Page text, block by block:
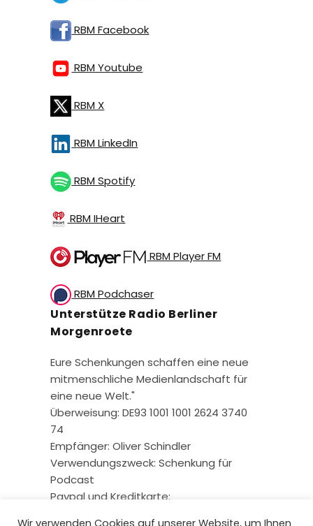
RBM Facebook
RBM Youtube
RBM X
RBM LinkedIn
RBM Spotify
RBM IHeart
RBM Player FM
RBM Podchaser
Unterstütze Radio Berliner
Morgenroete
Eure Schenkungen schaffen eine neue
mitmenschliche Medienlandschaft für
eine neue Welt."
Überweisung: DE93 1001 1001 2624 3740
74
Empfänger: Oliver Schindler
Verwendungszweck: Schenkung für
Podcast
Paypal und Kreditkarte:
Wir verwenden Cookies auf unserer Website, um Ihnen